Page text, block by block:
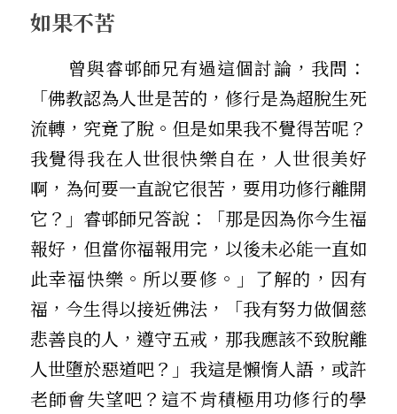
如果不苦
「佛教認為人世是苦的，修行是為超脫生死
流轉，究竟了脫。但是如果我不覺得苦呢？
我覺得我在人世很快樂自在，人世很美好
啊，為何要一直說它很苦，要用功修行離開
它？」睿邨師兄答說：「那是因為你今生福
報好，但當你福報用完，以後未必能一直如
此幸福快樂。所以要修。」了解的，因有
福，今生得以接近佛法，「我有努力做個慈
悲善良的人，遵守五戒，那我應該不致脫離
人世墮於惡道吧？」我這是懶惰人語，或許
老師會失望吧？這不肯積極用功修行的學